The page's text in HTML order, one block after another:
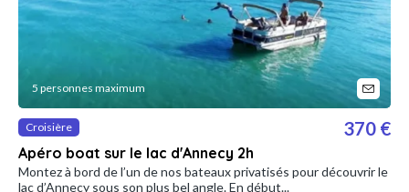
5 personnes maximum
Croisière
Apéro boat sur le lac d'Annecy 2h
370 €
Montez à bord de l’un de nos bateaux privatisés pour découvrir le
lac d’Annecy sous son plus bel angle. En début...